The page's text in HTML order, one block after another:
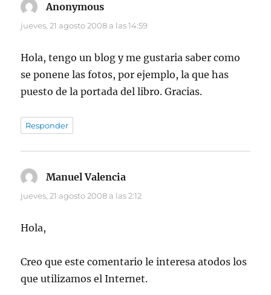
Anonymous
jueves, 21 agosto 2008 a las 14:59
Hola, tengo un blog y me gustaria saber como
se ponene las fotos, por ejemplo, la que has
puesto de la portada del libro. Gracias.
Responder
Manuel Valencia
jueves, 21 agosto 2008 a las 2:12
Hola,
Creo que este comentario le interesa atodos los
que utilizamos el Internet.